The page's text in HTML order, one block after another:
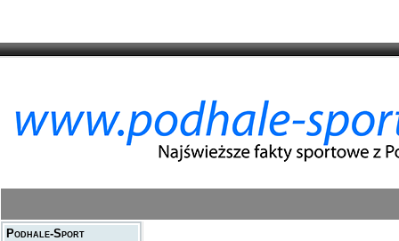
Podhale-Sport